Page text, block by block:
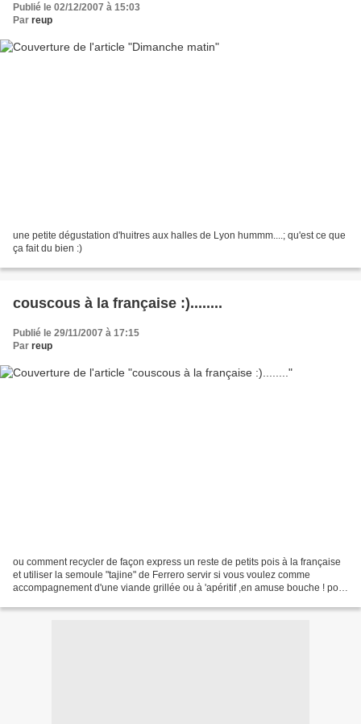
Publié le 02/12/2007 à 15:03
Par reup
une petite dégustation d'huitres aux halles de Lyon hummm....; qu'est ce que
ça fait du bien :)
couscous à la française :)........
Publié le 29/11/2007 à 17:15
Par reup
ou comment recycler de façon express un reste de petits pois à la française
et utiliser la semoule "tajine" de Ferrero servir si vous voulez comme
accompagnement d'une viande grillée ou à 'apéritif ,en amuse bouche ! pour